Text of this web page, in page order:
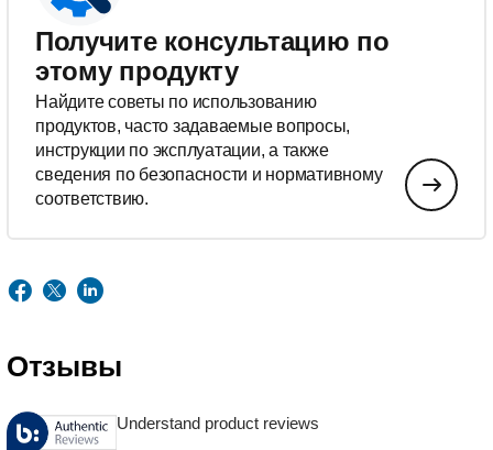
Получите консультацию по
этому продукту
Найдите советы по использованию
продуктов, часто задаваемые вопросы,
инструкции по эксплуатации, а также
сведения по безопасности и нормативному
соответствию.
Отзывы
Understand product reviews